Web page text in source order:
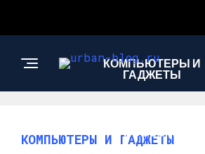
КОМПЬЮТЕРЫ И
ГАДЖЕТЫ
НОВОСТИ
КОМПЬЮТЕРЫ И ГАДЖЕТЫ